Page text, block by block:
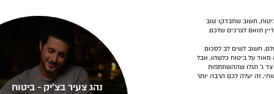
חשוב שתבדקו שוב
תואם לצרכים שלכם.
חשוב לשים לב לסכום
על ביטוח כלשהו, אבל
ג' תגלו שההשתתפות
זה יעלה לכם הרבה יותר
נהג צעיר בצ'יק - ביטוח